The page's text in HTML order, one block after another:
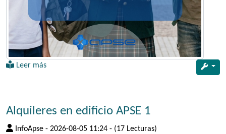
Leer más
Alquileres en edificio APSE 1
InfoApse - 2026-08-05 11:24 - (17 Lecturas)